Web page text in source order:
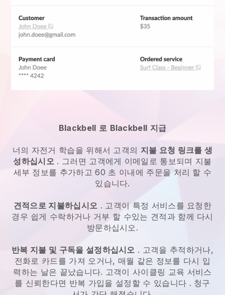
Blackbell 로 Blackbell 지급
너의 자전거 학습을 위해서 고객의 지불 요청 링크를 생
성하십시오. 그러면 고객에게 이메일로 통보되며 지불
세부 정보를 추가하고 60 초 이내에 주문을 처리 할 수
있습니다.
견적으로 지불하십시오 . 고객이 특정 서비스를 요청한
경우 쉽게 수락하거나 거부 할 수있는 견적과 함께 다시
방문하십시오.
반복 지불 및 구독을 설정하십시오 . 고객을 추적하거나,
전화로 카드를 가져 오거나, 매월 같은 정보를 다시 입
력하는 날은 끝났습니다. 고객이 사이클링 교육 서비스
를 신뢰한다면 반복 가입을 설정할 수 있습니다 . 청구